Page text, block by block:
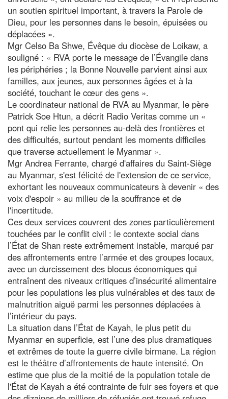
un soutien spirituel important, à travers la Parole de
Dieu, pour les personnes dans le besoin, épuisées ou
déplacées ».
Mgr Celso Ba Shwe, Évêque du diocèse de Loikaw, a
souligné : « RVA porte le message de l’Évangile dans
les périphéries ; la Bonne Nouvelle parvient ainsi aux
familles, aux jeunes, aux personnes âgées et à la
société, touchant le cœur des gens ».
Le coordinateur national de RVA au Myanmar, le père
Patrick Soe Htun, a décrit Radio Veritas comme un «
pont qui relie les personnes au-delà des frontières et
des difficultés, surtout pendant les moments difficiles
que traverse actuellement le Myanmar ».
Mgr Andrea Ferrante, chargé d'affaires du Saint-Siège
au Myanmar, s'est félicité de l'extension de ce service,
exhortant les nouveaux communicateurs à devenir « des
voix d'espoir » au milieu de la souffrance et de
l'incertitude.
Ces deux services couvrent des zones particulièrement
touchées par le conflit civil : le contexte social dans
l’État de Shan reste extrêmement instable, marqué par
des affrontements entre l’armée et des groupes locaux,
avec un durcissement des blocus économiques qui
entraînent des niveaux critiques d’insécurité alimentaire
pour les populations les plus vulnérables et des taux de
malnutrition aiguë parmi les personnes déplacées à
l’intérieur du pays.
La situation dans l’État de Kayah, le plus petit du
Myanmar en superficie, est l’une des plus dramatiques
et extrêmes de toute la guerre civile birmane. La région
est le théâtre d’affrontements de haute intensité. On
estime que plus de la moitié de la population totale de
l'État de Kayah a été contrainte de fuir ses foyers et que